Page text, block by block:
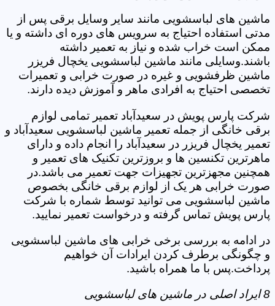
ماشین های لباسشویی مانند سایر وسایل برقی پس از
مدتی استفاده احتیاج به سرویس های دوره ای داشته و یا
ممکن است خراب شده و نیاز به تعمیر داشته
باشند.وسایلی مانند ماشین لباسشویی یخچال فریزر
ماشین ظرفشویی و غیره در صورت خرابی و تعمیرات
تخصصی احتیاج به افرادی ماهر و آموزش دیده دارند.
شرکت پارس پویش در سعیدآباد تعمیر تمامی لوازم
برقی خانگی از جمله تعمیر ماشین لباسشویی سعیدآباد و
تعمیر یخچال فریزر در سعیدآباد را انجام داده و دارای
ماهرترین تکنسین ها و بروزترین تکنیک های تعمیر و
همچنین مجهزترین تجهیزات جهت تعمیر می باشد.در
صورت خرابی هر یک از لوازم برقی خانگی بخصوص
ماشین لباسشویی می توانید توسط شماره با شرکت
پارس پویش تماس گرفته و درخواست تعمیر نمایید.
در ادامه به بررسی برخی خرابی های ماشین لباسشویی
و چگونگی برطرف کردن ایرادات آن خواهیم
پرداخت.پس با ما همراه باشید.
8 ایراد اصلی در ماشین های لباسشویی